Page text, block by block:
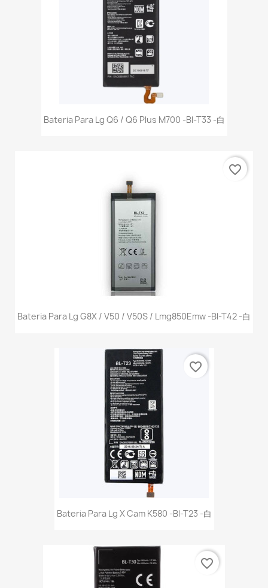
Bateria Para Lg Q6 / Q6 Plus M700 -Bl-T33 -白
Bateria Para Lg G8X / V50 / V50S / Lmg850Emw -Bl-T42 -白
favorite_border
Bateria Para Lg X Cam K580 -Bl-T23 -白
favorite_border
favorite_border